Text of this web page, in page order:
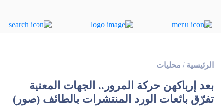
الرئيسية / محليات
بعد إرباكهن حركة المرور.. الجهات المعنية
تفرّق بائعات الورد المنتشرات بالطائف (صور)